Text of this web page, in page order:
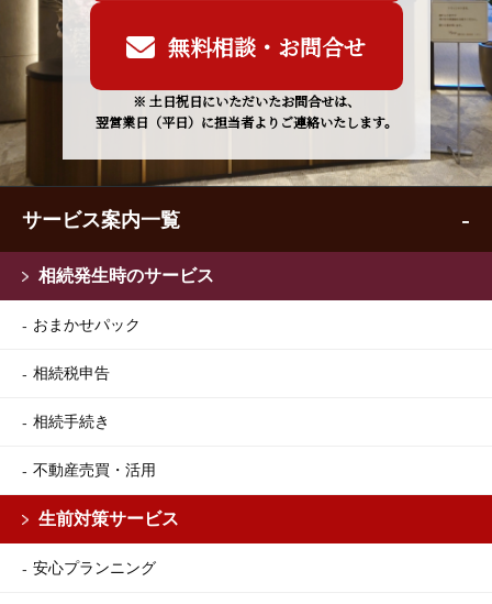
無料相談・お問合せ
※ 土日祝日にいただいたお問合せは、
翌営業日（平日）に担当者よりご連絡いたします。
サービス案内一覧
相続発生時のサービス
おまかせパック
相続税申告
相続手続き
不動産売買・活用
生前対策サービス
安心プランニング